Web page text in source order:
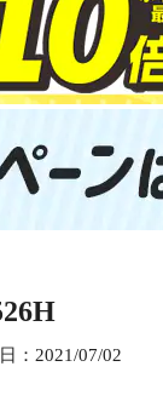
： 2021/07/02